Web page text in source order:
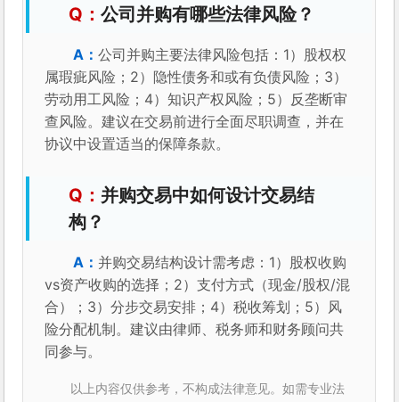
公司并购有哪些法律风险？
公司并购主要法律风险包括：1）股权权
属瑕疵风险；2）隐性债务和或有负债风险；3）
劳动用工风险；4）知识产权风险；5）反垄断审
查风险。建议在交易前进行全面尽职调查，并在
协议中设置适当的保障条款。
并购交易中如何设计交易结
构？
并购交易结构设计需考虑：1）股权收购
vs资产收购的选择；2）支付方式（现金/股权/混
合）；3）分步交易安排；4）税收筹划；5）风
险分配机制。建议由律师、税务师和财务顾问共
同参与。
以上内容仅供参考，不构成法律意见。如需专业法